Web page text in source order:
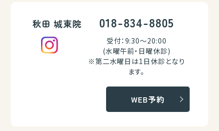
秋田 城東院 018-834-8805
受付：9:30～20:00
(水曜午前・日曜休診)
※第二水曜日は1日休診となり
ます。
WEB予約